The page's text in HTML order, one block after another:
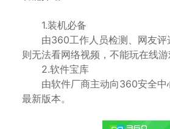
1.装机必备
由360工作人员检测、网友评
则无法看网络视频，不能玩在线游
2.软件宝库
由软件厂商主动向360安全中
最新版本。